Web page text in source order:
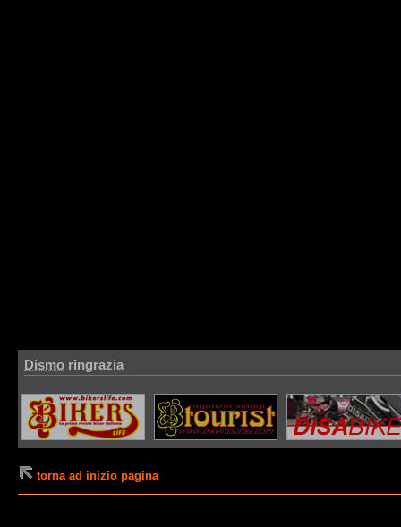
Dismo ringrazia
torna ad inizio pagina